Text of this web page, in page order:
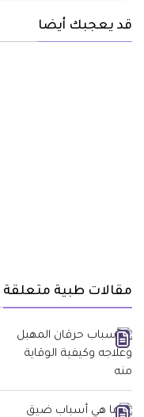
قد يعجبك أيضا
مقالات طبية متعلقة